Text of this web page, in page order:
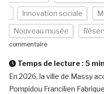
Innovation sociale
Nouveau musée
commentaire
Temps de lecture : 5 min
En 2026, la ville de Massy
Pompidou Francilien